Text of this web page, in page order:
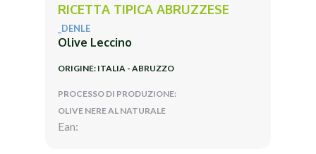
RICETTA TIPICA ABRUZZESE
_DENLE
Olive Leccino
ORIGINE: ITALIA - ABRUZZO
PROCESSO DI PRODUZIONE:
OLIVE NERE AL NATURALE
Ean: